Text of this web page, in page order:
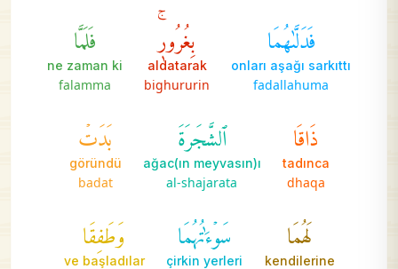
فَدَلَّىٰهُمَا
onları aşağı sarkıttı
fadallahuma
بِغُرُورٖۚ
aldatarak
bighururin
فَلَمَّا
ne zaman ki
falamma
ذَاقَا
tadınca
dhaqa
ٱلشَّجَرَةَ
ağac(ın meyvasın)ı
al-shajarata
بَدَتۡ
göründü
badat
لَهُمَا
kendilerine
سَوۡءَٰتُهُمَا
çirkin yerleri
وَطَفِقَا
ve başladılar